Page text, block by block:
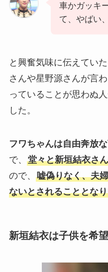
車かガッキ
て、やばい
と興奮気味に伝えてい
さんや星野源さんが言
っていることが思わぬ
した。
フワちゃんは自由奔放
で、 堂々と新垣結衣さ
ので、 嘘偽りなく、夫
ないとされることとな
新垣結衣は子供を希